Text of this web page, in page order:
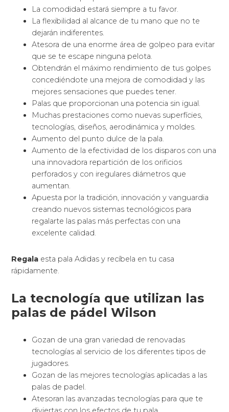
La comodidad estará siempre a tu favor.
La flexibilidad al alcance de tu mano que no te
dejarán indiferentes.
Atesora de una enorme área de golpeo para evitar
que se te escape ninguna pelota.
Obtendrán el máximo rendimiento de tus golpes
concediéndote una mejora de comodidad y las
mejores sensaciones que puedes tener.
Palas que proporcionan una potencia sin igual.
Muchas prestaciones como nuevas superfícies,
tecnologías, diseños, aerodinámica y moldes.
Aumento del punto dulce de la pala.
Aumento de la efectividad de los disparos con una
una innovadora repartición de los orificios
perforados y con iregulares diámetros que
aumentan.
Apuesta por la tradición, innovación y vanguardia
creando nuevos sistemas tecnológicos para
regalarte las palas más perfectas con una
excelente calidad.
Regala esta pala Adidas y recíbela en tu casa
rápidamente.
La tecnología que utilizan las
palas de pádel Wilson
Gozan de una gran variedad de renovadas
tecnologías al servicio de los diferentes tipos de
jugadores.
Gozan de las mejores tecnologías aplicadas a las
palas de padel.
Atesoran las avanzadas tecnologías para que te